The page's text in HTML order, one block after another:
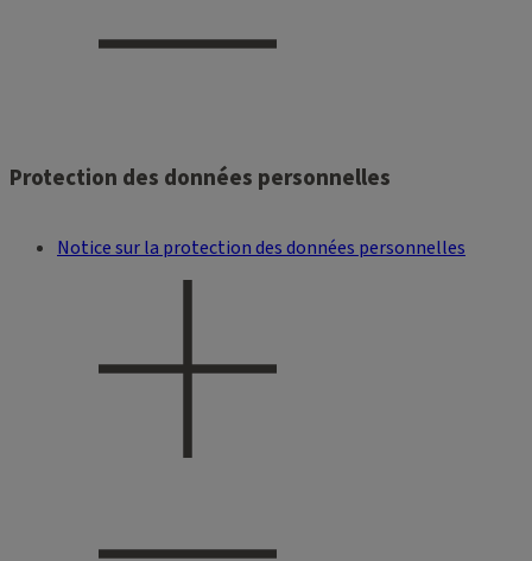
Protection des données personnelles
Notice sur la protection des données personnelles